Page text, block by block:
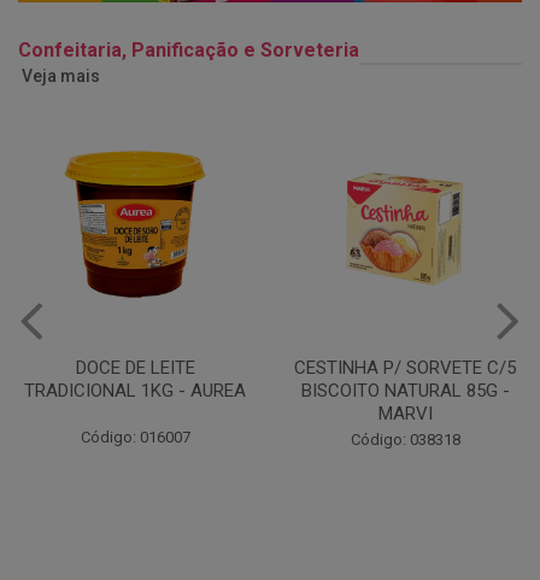
Confeitaria, Panificação e Sorveteria
Veja mais
CESTINHA P/ SORVETE C/5
BISCOITO NATURAL 85G -
Código: 038318
RECHEIO CONFEITARIA
CHOCOLATE ALISPEC
1,01KG
Código: 061103